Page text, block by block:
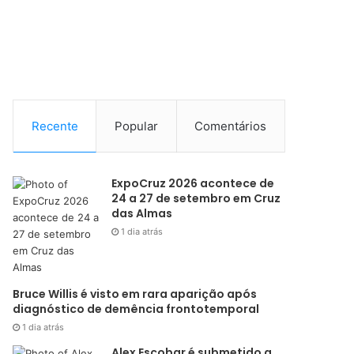
Recente Popular Comentários
ExpoCruz 2026 acontece de
24 a 27 de setembro em Cruz
das Almas
1 dia atrás
Bruce Willis é visto em rara aparição após
diagnóstico de demência frontotemporal
1 dia atrás